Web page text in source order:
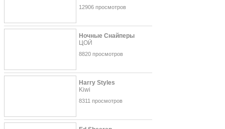
12906 просмотров
Ночные Снайперы
ЦОЙ
8820 просмотров
Harry Styles
Kiwi
8311 просмотров